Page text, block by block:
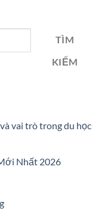
TÌM
KIẾM
vai trò trong du học
Nhất 2026